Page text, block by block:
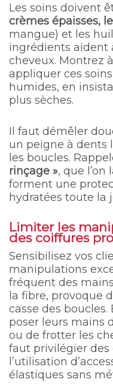
Les soins doivent
crèmes épaisses,
mangue) et les
ingrédients aident
cheveux. Montrez
appliquer ces
humides, en
plus sèches.
Il faut démêler
un peigne à dents
les boucles.
rinçage », que l’on
forment une
hydratées toute la
Limiter les
des coiffures
Sensibilisez vos
manipulations
fréquent des
la fibre, provoque
casse des
poser leurs mains
ou de frotter les
faut privilégier des
l’utilisation
élastiques sans